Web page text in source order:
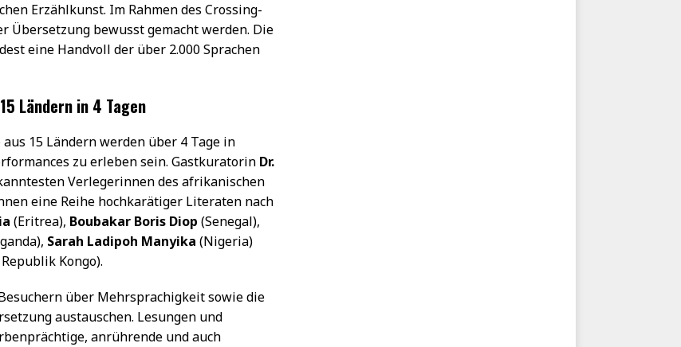
Erzählkunst. Im Rahmen des Crossing-
Übersetzung bewusst gemacht werden. Die
eine Handvoll der über 2.000 Sprachen
Ländern in 4 Tagen
15 Ländern werden über 4 Tage in
zu erleben sein. Gastkuratorin Dr.
Verlegerinnen des afrikanischen
eine Reihe hochkarätiger Literaten nach
(Eritrea), Boubakar Boris Diop (Senegal),
Sarah Ladipoh Manyika (Nigeria)
Kongo).
über Mehrsprachigkeit sowie die
austauschen. Lesungen und
anrührende und auch